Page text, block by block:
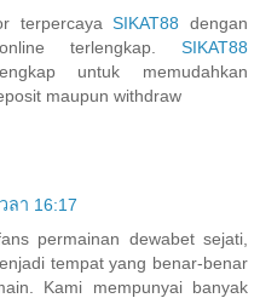
terpercayaSIKAT88 dengan
terlengkap. SIKAT88
untuk memudahkan
maupun withdraw
ลา 16:17
permainan dewabet sejati,
tempat yang benar-benar
Kami mempunyai banyak